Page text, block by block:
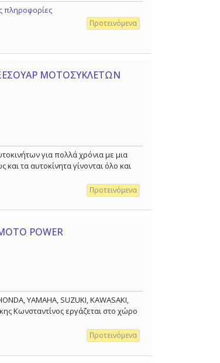
πληροφορίες
Προτεινόμενα
ΜΟΤΟΣΥΚΛΕΤΩΝ
για πολλά χρόνια με μια
τα αυτοκίνητα γίνονται όλο και
Προτεινόμενα
POWER
YAMAHA, SUZUKI, KAWASAKI,
Κωνσταντίνος εργάζεται στο χώρο
Προτεινόμενα